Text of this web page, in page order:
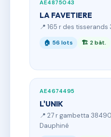
AE4875043
LA FAVETIERE
📍 165 r des
🏠 56 lots 🏗 2 bât.
AE4674495
L'UNIK
📍 27 r gambetta
Dauphiné